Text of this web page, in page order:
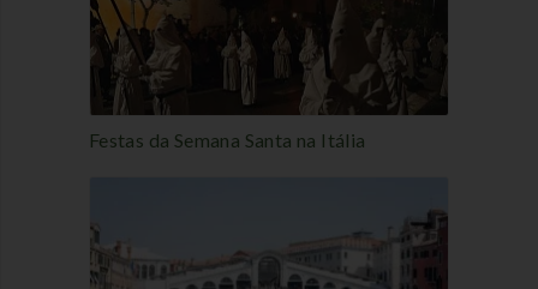
Festas da Semana Santa na Itália